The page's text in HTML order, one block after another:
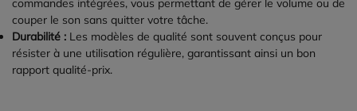
commandes intégrées, vous permettant de gérer le volume ou de
couper le son sans quitter votre tâche.
Durabilité : Les modèles de qualité sont souvent conçus pour
résister à une utilisation régulière, garantissant ainsi un bon
rapport qualité-prix.